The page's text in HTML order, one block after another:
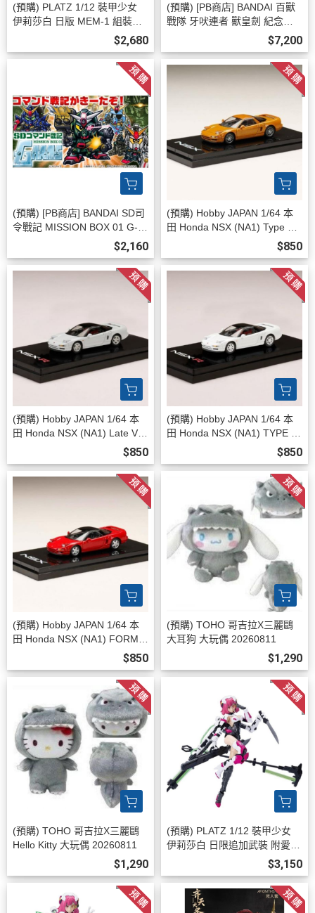
(預購) PLATZ 1/12 裝甲少女
伊莉莎白 日版 MEM-1 組裝模
$2,680
(預購) [PB商店] BANDAI 百獸
戰隊 牙吠連者 獸皇劍 紀念版 2
$7,200
(預購) [PB商店] BANDAI SD司
令戰記 MISSION BOX 01 G-A
$2,160
(預購) Hobby JAPAN 1/64 本
田 Honda NSX (NA1) Type S
ZERO IMORA ORANGE PEA
RL HJ648006SP 20260811
$850
(預購) Hobby JAPAN 1/64 本
田 Honda NSX (NA1) Late Ver
sion 1994 CHAMPIONSHIP W
HITE HJ647006BW 20260811
$850
(預購) Hobby JAPAN 1/64 本
田 Honda NSX (NA1) TYPE R
(NA1) 1992 CHAMPIONSHIP
WHITE HJ647006AW 202608
$850
(預購) Hobby JAPAN 1/64 本
田 Honda NSX (NA1) FORMU
LA RED HJ646006R 2026081
$850
(預購) TOHO 哥吉拉X三麗鷗
大耳狗 大玩偶 20260811
$1,290
(預購) TOHO 哥吉拉X三麗鷗
Hello Kitty 大玩偶 20260811
$1,290
(預購) PLATZ 1/12 裝甲少女
伊莉莎白 日限追加武裝 附愛之
鏈錘 MEM-1SP3 組裝模型 202
$3,150